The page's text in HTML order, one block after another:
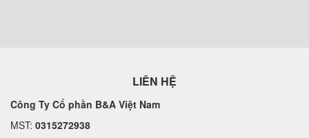
LIÊN HỆ
Công Ty Cổ phần B&A Việt Nam
MST: 0315272938